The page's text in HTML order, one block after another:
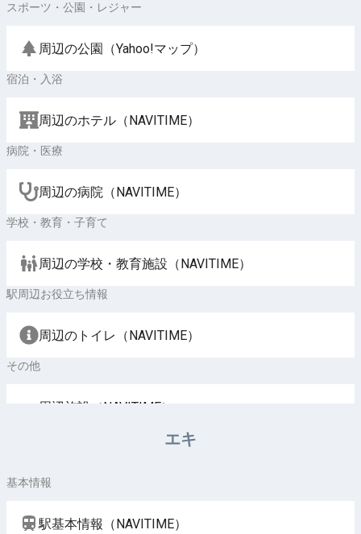
スポーツ・公園・レジャー
周辺の公園（Yahoo!マップ）
宿泊・入浴
周辺のホテル（NAVITIME）
病院・医療
周辺の病院（NAVITIME）
学校・教育・子育て
周辺の学校・教育施設（NAVITIME）
駅周辺お役立ち情報
周辺のトイレ（NAVITIME）
その他
周辺施設（NAVITIME）
エキ
基本情報
駅基本情報（NAVITIME）